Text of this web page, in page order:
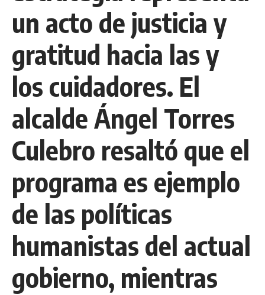
un acto de justicia y
gratitud hacia las y
los cuidadores. El
alcalde Ángel Torres
Culebro resaltó que el
programa es ejemplo
de las políticas
humanistas del actual
gobierno, mientras